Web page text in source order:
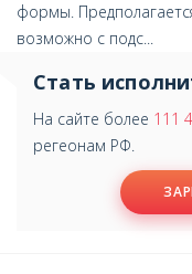
формы.
возможно с подс...
Стать
На сайте более 111
регеонам РФ.